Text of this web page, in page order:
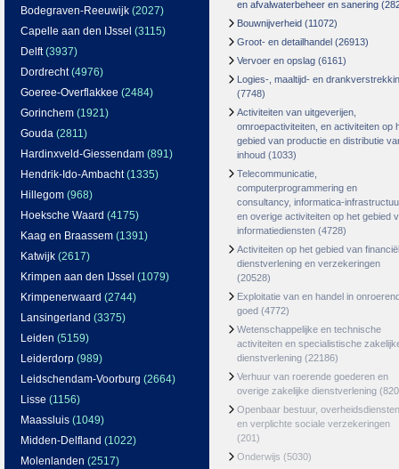
Bodegraven-Reeuwijk (2027)
Capelle aan den IJssel (3115)
Delft(3937)
Dordrecht(4976)
Goeree-Overflakkee (2484)
Gorinchem (1921)
Gouda (2811)
Hardinxveld-Giessendam (891)
Hendrik-Ido-Ambacht(1335)
Hillegom (968)
Hoeksche Waard (4175)
Kaag en Braassem (1391)
Katwijk (2617)
Krimpen aan den IJssel (1079)
Krimpenerwaard (2744)
Lansingerland (3375)
Leiden (5159)
Leiderdorp (989)
Leidschendam-Voorburg (2664)
Lisse (1156)
Maassluis (1049)
Midden-Delfland (1022)
Molenlanden (2517)
en afvalwaterbeheer en sanering
Bouwnijverheid (11072)
Groot- en detailhandel (26913)
Vervoer en opslag (6161)
Logies-, maaltijd- en
(7748)
Activiteiten van uitgeverijen,
omroepactiviteiten, en activiteiten op
gebied van productie en distributie
inhoud (1033)
Telecommunicatie,
computerprogrammering en
consultancy, informatica-
en overige activiteiten op het gebied
informatiediensten (4728)
Activiteiten op het gebied van
dienstverlening en verzekeringen
(20528)
Exploitatie van en handel in
goed (4772)
Wetenschappelijke en technische
activiteiten en specialistische
dienstverlening (22186)
Verhuur van roerende goederen en
overige zakelijke dienstverlening
Openbaar bestuur, overheidsdiensten
en verplichte sociale verzekeringen
(201)
Onderwijs (5030)